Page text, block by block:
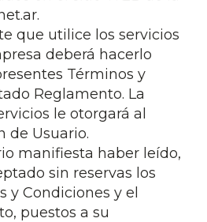
que utilice los servicios
deberá hacerlo
Términos y
Reglamento. La
le otorgará al
de Usuario.
manifiesta haber leído,
sin reservas los
y Condiciones y el
puestos a su